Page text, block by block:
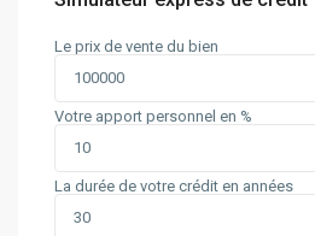
Le prix de vente du bien
Votre apport personnel en %
La durée de votre crédit en années